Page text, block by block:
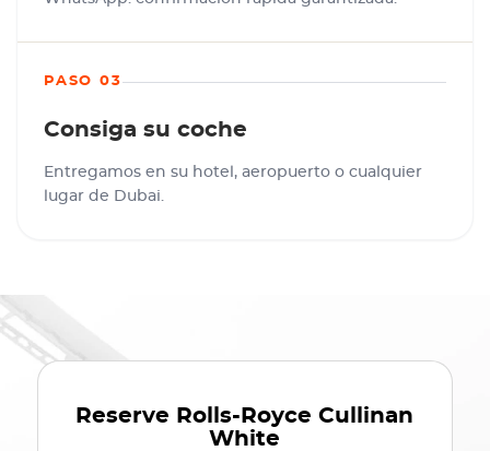
PASO 03
Consiga su coche
Entregamos en su hotel, aeropuerto o cualquier
lugar de Dubai.
Reserve Rolls-Royce Cullinan
White